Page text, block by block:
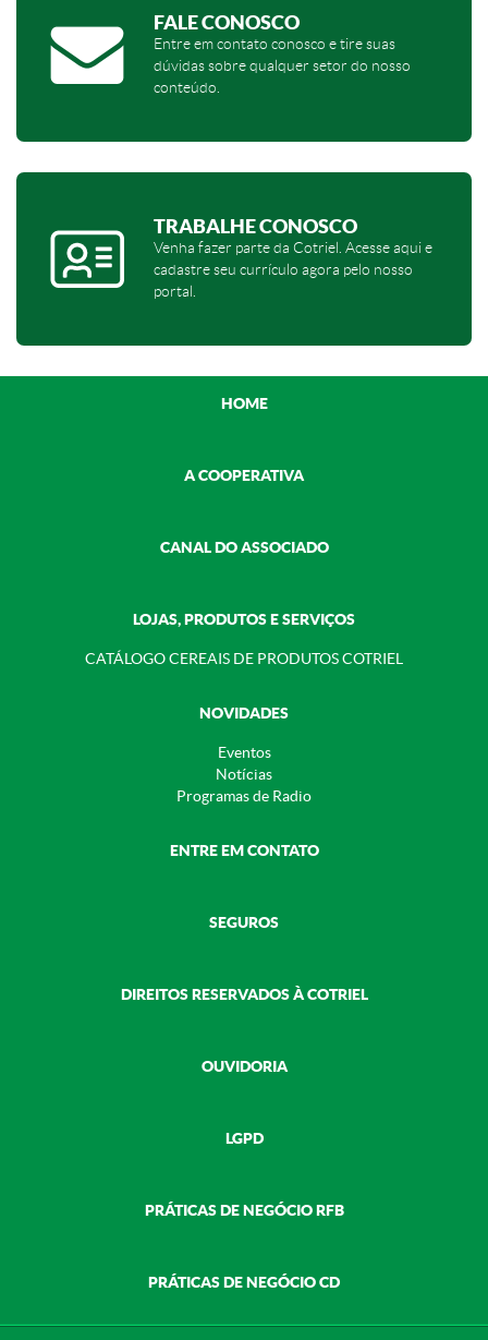
FALE CONOSCO
Entre em contato conosco e tire suas
dúvidas sobre qualquer setor do nosso
conteúdo.
TRABALHE CONOSCO
Venha fazer parte da Cotriel. Acesse aqui e
cadastre seu currículo agora pelo nosso
portal.
HOME
A COOPERATIVA
CANAL DO ASSOCIADO
LOJAS, PRODUTOS E SERVIÇOS
CATÁLOGO CEREAIS DE PRODUTOS COTRIEL
NOVIDADES
Eventos
Notícias
Programas de Radio
ENTRE EM CONTATO
SEGUROS
DIREITOS RESERVADOS À COTRIEL
OUVIDORIA
LGPD
PRÁTICAS DE NEGÓCIO RFB
PRÁTICAS DE NEGÓCIO CD